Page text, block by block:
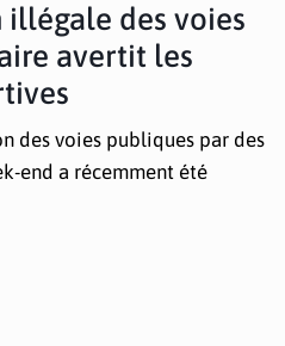
des voies
avertit les
des voies publiques par des
end a récemment été